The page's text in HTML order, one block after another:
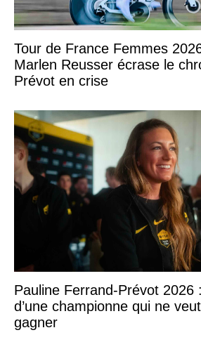
Tour de France Femmes
Marlen Reusser écrase le
Prévot en crise
Pauline Ferrand-Prévot 2026
d’une championne qui ne
gagner